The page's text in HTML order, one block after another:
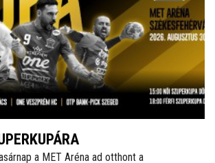
a MET Aréna ad otthont a